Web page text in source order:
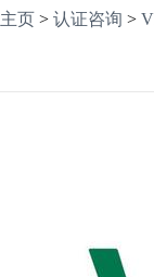
主页 > 认证咨询 >